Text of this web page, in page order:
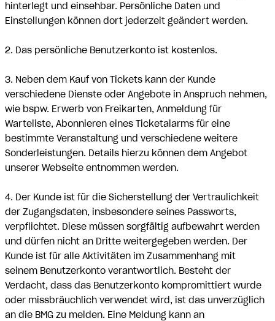
hinterlegt und einsehbar. Persönliche Daten und
Einstellungen können dort jederzeit geändert werden.
2. Das persönliche Benutzerkonto ist kostenlos.
3. Neben dem Kauf von Tickets kann der Kunde
verschiedene Dienste oder Angebote in Anspruch nehmen,
wie bspw. Erwerb von Freikarten, Anmeldung für
Warteliste, Abonnieren eines Ticketalarms für eine
bestimmte Veranstaltung und verschiedene weitere
Sonderleistungen. Details hierzu können dem Angebot
unserer Webseite entnommen werden.
4. Der Kunde ist für die Sicherstellung der Vertraulichkeit
der Zugangsdaten, insbesondere seines Passworts,
verpflichtet. Diese müssen sorgfältig aufbewahrt werden
und dürfen nicht an Dritte weitergegeben werden. Der
Kunde ist für alle Aktivitäten im Zusammenhang mit
seinem Benutzerkonto verantwortlich. Besteht der
Verdacht, dass das Benutzerkonto kompromittiert wurde
oder missbräuchlich verwendet wird, ist das unverzüglich
an die BMG zu melden. Eine Meldung kann an